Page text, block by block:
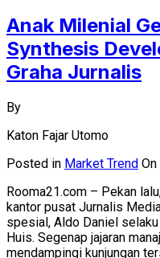
Anak Milenial
Synthesis
Graha Jurnalis
By
Katon Fajar Utomo
Posted in Market Trend On
Rooma21.com – Pekan
kantor pusat Jurnalis
spesial, Aldo Daniel
Huis. Segenap jajaran
mendampingi kunjungan